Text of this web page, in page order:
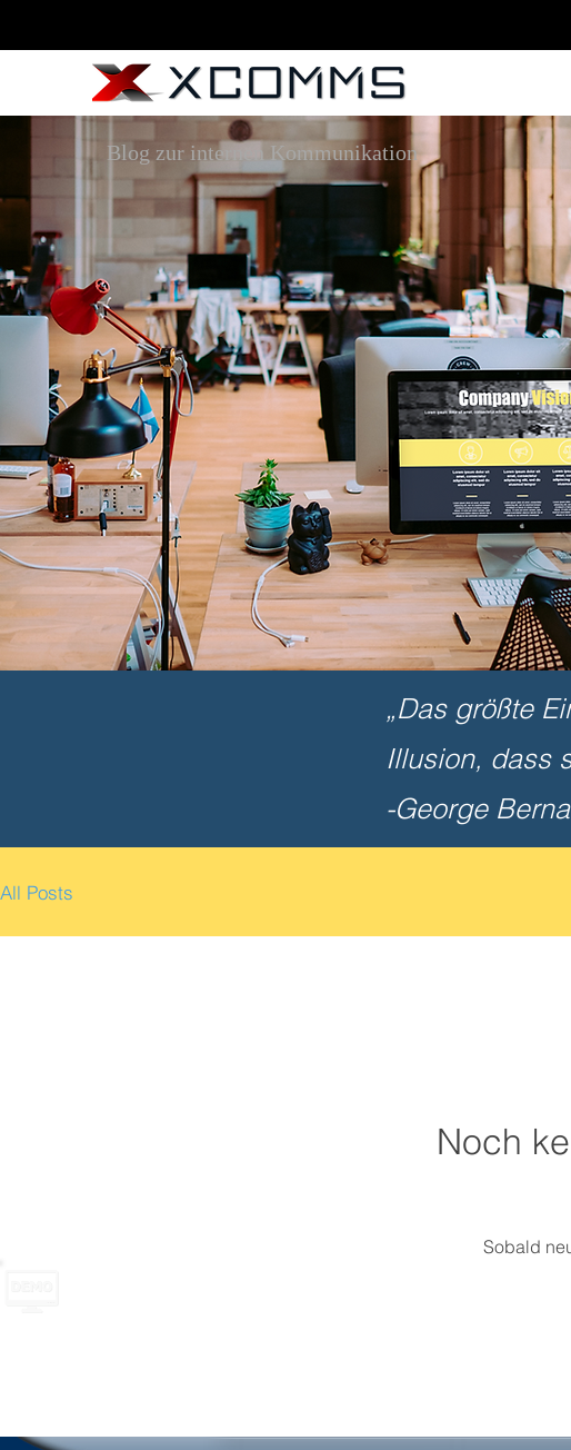
Blog zur internen Kommunikation
„Das größte
Illusion, dass
-George
All Posts
Noch
Sobald